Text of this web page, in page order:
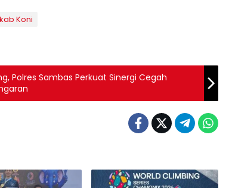
Koni
Polres Sambas Perkuat Sinergi Cegah